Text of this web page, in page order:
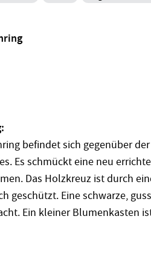
befindet sich gegenüber
Es schmückt eine neu
Das Holzkreuz ist durch
geschützt. Eine schwarze,
Ein kleiner Blumenkasten